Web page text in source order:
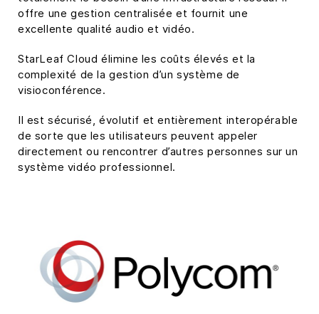
offre une gestion centralisée et fournit une
excellente qualité audio et vidéo.
StarLeaf Cloud élimine les coûts élevés et la
complexité de la gestion d’un système de
visioconférence.
Il est sécurisé, évolutif et entièrement interopérable
de sorte que les utilisateurs peuvent appeler
directement ou rencontrer d’autres personnes sur un
système vidéo professionnel.